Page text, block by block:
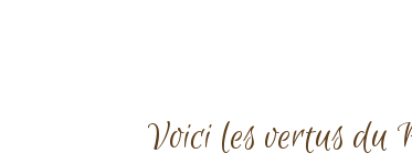
Voici les vertus du